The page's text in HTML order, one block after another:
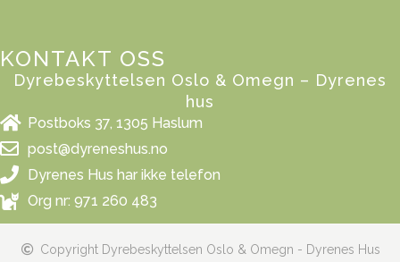
KONTAKT OSS
Dyrebeskyttelsen Oslo & Omegn – Dyrenes
hus
Postboks 37, 1305 Haslum
post@dyreneshus.no
Dyrenes Hus har ikke telefon
Org nr: 971 260 483
Copyright Dyrebeskyttelsen Oslo & Omegn - Dyrenes Hus